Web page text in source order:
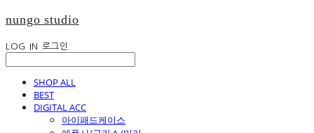
nungo studio
LOG IN 로그인
SHOP ALL
BEST
DIGITAL ACC
아이패드케이스